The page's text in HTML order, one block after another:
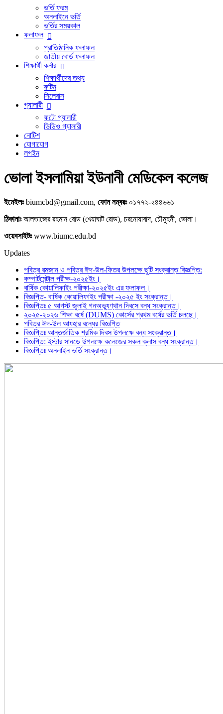
ভর্তি ফরম
অনলাইনে ভর্তি
ভর্তির সময়কাল
ফলাফল
প্রাতিষ্ঠানিক ফলাফল
জাতীয় বোর্ড ফলাফল
শিক্ষার্থী কর্নার
শিক্ষার্থীদের তথ্য
রুটিন
সিলেবাস
গ্যালারী
ফটো গ্যালারী
ভিডিও গ্যালারী
নোটিশ
যোগাযোগ
লগইন
ভোলা ইসলামিয়া ইউনানী মেডিকেল কলেজ
ইমেইলঃbiumcbd@gmail.com, ফোন নম্বরঃ০১৭৭২-২৪৪৬৬১
ঠিকানাঃআলতাজের রহমান রোড (খেয়াঘাট রোড), চরনোয়াবাদ, চৌমুহনী, ভোলা।
ওয়েবসাইটঃwww.biumc.edu.bd
Updates
পবিত্র রমজান ও পবিত্র ঈদ-উল-ফিতর উপলক্ষে ছুটি সংক্রান্ত বিজ্ঞপ্তি:
কম্পার্টমেন্টাল পরীক্ষ-২০২৫ইং।
বার্ষিক কোয়ালিফাইং পরীক্ষা-২০২৫ইং এর ফলাফল।
বিজ্ঞপ্তি- বার্ষিক কোয়ালিফাইং পরীক্ষা -২০২৫ ইং সংক্রান্ত।
বিজ্ঞপ্তিঃ ৫ আগস্ট জুলাই গনঅভ্যুণ্থান দিবসে বন্ধ সংক্রান্ত।
২০২৫-২০২৬ শিক্ষা বর্ষে (DUMS) কোর্সের প্রথম বর্ষের ভর্তি চলছে।
পবিত্র ঈদ-উল আযহার বন্ধের বিজ্ঞপ্তি
বিজ্ঞপ্তিঃ আন্তর্জাতিক শ্রমিক দিবস উপলক্ষে বন্ধ সংক্রান্ত।
বিজ্ঞপ্তি: ইস্টার সানডে উপলক্ষে কলেজের সকল ক্লাস বন্ধ সংক্রান্ত।
বিজ্ঞপ্তিঃ অনলাইন ভর্তি সংক্রান্ত।